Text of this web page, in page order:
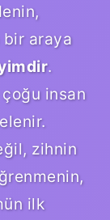
bir araya
.
çoğu insan
zihnin
ilk